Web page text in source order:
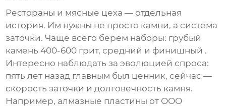
Рестораны и мясные цеха — отдельная
история. Им нужны не просто камни, а система
заточки. Чаще всего берем наборы: грубый
камень 400-600 грит, средний и финишный .
Интересно наблюдать за эволюцией спроса:
пять лет назад главным был ценник, сейчас —
скорость заточки и долговечность камня.
Например, алмазные пластины от ООО